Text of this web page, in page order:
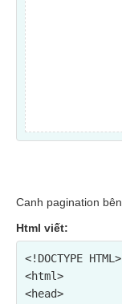
Canh pagination
Html viết:
<!DOCTYPE HTML>
<html>
<head>